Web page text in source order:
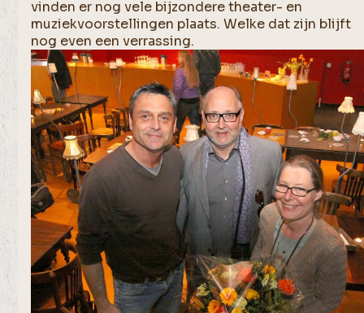
vinden er nog vele bijzondere theater- en
muziekvoorstellingen plaats. Welke dat zijn blijft
nog even een verrassing.